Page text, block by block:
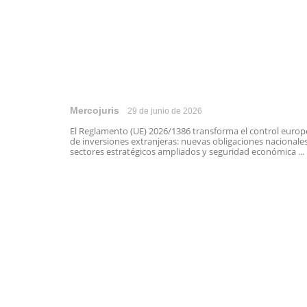
Mercojuris 29 de junio de 2026
El Reglamento (UE) 2026/1386 transforma el control
de inversiones extranjeras: nuevas obligaciones
sectores estratégicos ampliados y seguridad económica ...